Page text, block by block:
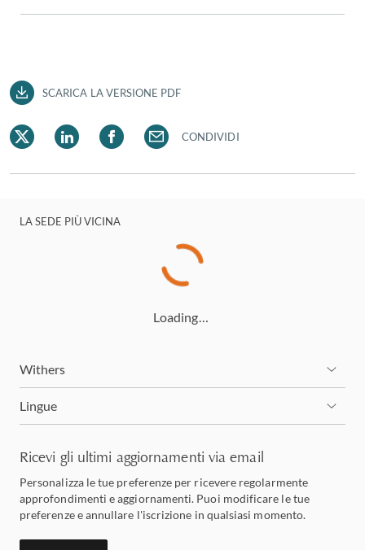
SCARICA LA VERSIONE PDF
CONDIVIDI
LA SEDE PIÙ VICINA
Loading…
Withers
Lingue
Ricevi gli ultimi aggiornamenti via email
Personalizza le tue preferenze per ricevere regolarmente
approfondimenti e aggiornamenti. Puoi modificare le tue
preferenze e annullare l'iscrizione in qualsiasi momento.